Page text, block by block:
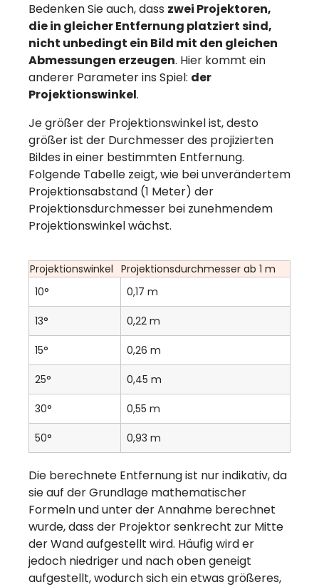
Bedenken Sie auch, dass zwei Projektoren,
die in gleicher Entfernung platziert sind,
nicht unbedingt ein Bild mit den gleichen
Abmessungen erzeugen. Hier kommt ein
anderer Parameter ins Spiel: der
Projektionswinkel.
Je größer der Projektionswinkel ist, desto
größer ist der Durchmesser des projizierten
Bildes in einer bestimmten Entfernung.
Folgende Tabelle zeigt, wie bei unverändertem
Projektionsabstand (1 Meter) der
Projektionsdurchmesser bei zunehmendem
Projektionswinkel wächst.
Projektionswinkel Projektionsdurchmesser ab 1 m
10°
0,17 m
13° 0,22 m
15° 0,26 m
25° 0,45 m
30° 0,55 m
50° 0,93 m
Die berechnete Entfernung ist nur indikativ, da
sie auf der Grundlage mathematischer
Formeln und unter der Annahme berechnet
wurde, dass der Projektor senkrecht zur Mitte
der Wand aufgestellt wird. Häufig wird er
jedoch niedriger und nach oben geneigt
aufgestellt, wodurch sich ein etwas größeres,